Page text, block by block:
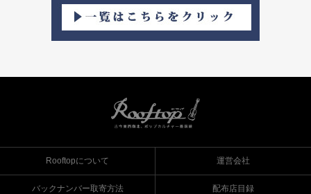
Rooftopについて 運営会社
バックナンバー取寄方法 配布店目録